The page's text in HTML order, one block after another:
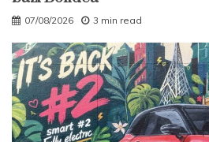
07/08/2026 3 min read